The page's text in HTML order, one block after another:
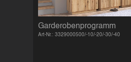
Garderobenprogramm
Art-Nr.: 3329000500/-10/-20/-30/-40